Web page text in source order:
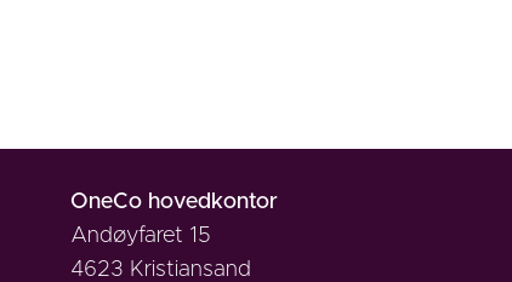
OneCo hovedkontor
Andøyfaret 15
4623 Kristiansand